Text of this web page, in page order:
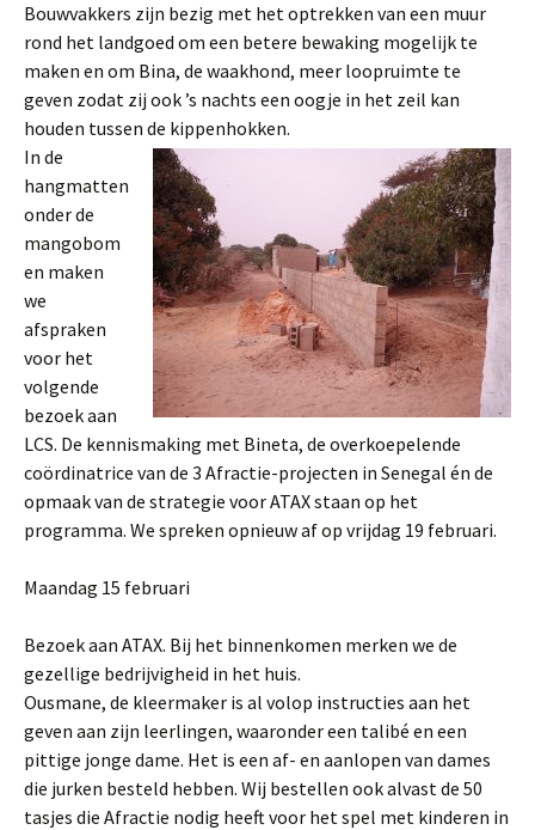
Bouwvakkers zijn bezig met het optrekken van een muur
rond het landgoed om een betere bewaking mogelijk te
maken en om Bina, de waakhond, meer loopruimte te
geven zodat zij ook ’s nachts een oogje in het zeil kan
houden tussen de kippenhokken.
In de
hangmatten
onder de
mangobom
en maken
we
afspraken
voor het
volgende
bezoek aan
LCS. De kennismaking met Bineta, de overkoepelende
coördinatrice van de 3 Afractie-projecten in Senegal én de
opmaak van de strategie voor ATAX staan op het
programma. We spreken opnieuw af op vrijdag 19 februari.
Maandag 15 februari
Bezoek aan ATAX. Bij het binnenkomen merken we de
gezellige bedrijvigheid in het huis.
Ousmane, de kleermaker is al volop instructies aan het
geven aan zijn leerlingen, waaronder een talibé en een
pittige jonge dame. Het is een af- en aanlopen van dames
die jurken besteld hebben. Wij bestellen ook alvast de 50
tasjes die Afractie nodig heeft voor het spel met kinderen in